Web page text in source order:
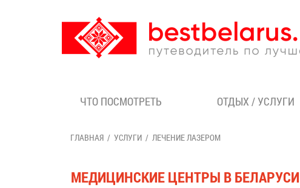
ЧТО ПОСМОТРЕТЬ ОТДЫХ / УСЛУГИ
ГЛАВНАЯ УСЛУГИ ЛЕЧЕНИЕ ЛАЗЕРОМ
МЕДИЦИНСКИЕ ЦЕНТРЫ В БЕЛАРУСИ